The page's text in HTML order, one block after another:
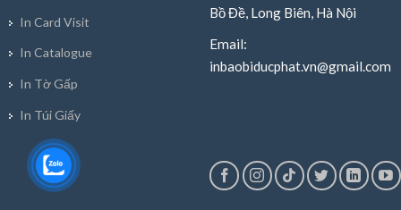
In Card Visit
In Catalogue
In Tờ Gấp
In Túi Giấy
Bồ Đề, Long Biên, Hà Nội
Email:
inbaobiducphat.vn@gmail.com